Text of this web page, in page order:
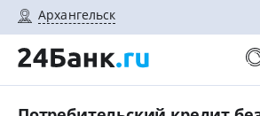
Архангельск